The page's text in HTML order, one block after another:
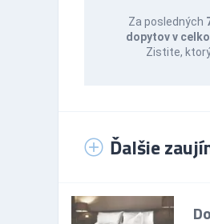
Za posledných
dopytov v
Zistite,
Ďalšie